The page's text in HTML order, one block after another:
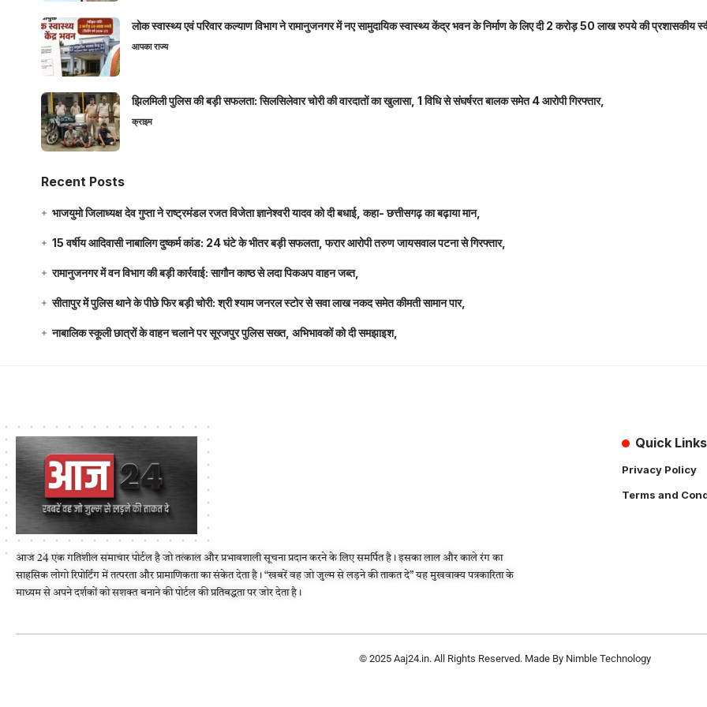
लोक स्वास्थ्य एवं परिवार कल्याण विभाग ने रामानुजनगर में नए सामुदायिक स्वास्थ्य केंद्र भवन के निर्माण के लिए दी 2 करोड़ 50 लाख रुपये की प्रशासकीय
आपका राज्य
झिलमिली पुलिस की बड़ी सफलता: सिलसिलेवार चोरी की वारदातों का खुलासा, 1 विधि से संघर्षरत बालक समेत 4 आरोपी गिरफ्तार,
क्राइम
Recent Posts
भाजयुमो जिलाध्यक्ष देव गुप्ता ने राष्ट्रमंडल रजत विजेता ज्ञानेश्वरी यादव को दी बधाई, कहा- छत्तीसगढ़ का बढ़ाया मान,
15 वर्षीय आदिवासी नाबालिग दुष्कर्म कांड: 24 घंटे के भीतर बड़ी सफलता, फरार आरोपी तरुण जायसवाल पटना से गिरफ्तार,
रामानुजनगर में वन विभाग की बड़ी कार्रवाई: सागौन काष्ठ से लदा पिकअप वाहन जब्त,
सीतापुर में पुलिस थाने के पीछे फिर बड़ी चोरी: श्री श्याम जनरल स्टोर से सवा लाख नकद समेत कीमती सामान पार,
नाबालिक स्कूली छात्रों के वाहन चलाने पर सूरजपुर पुलिस सख्त, अभिभावकों को दी समझाइश,
आज 24 एक गतिशील समाचार पोर्टल है जो तत्काल और प्रभावशाली सूचना प्रदान करने के लिए समर्पित है। इसका लाल और काले रंग का
साहसिक लोगो रिपोर्टिंग में तत्परता और प्रामाणिकता का संकेत देता है। “खबरें वह जो जुल्म से लड़ने की ताकत दे” यह मुखवाक्य पत्रकारिता के
माध्यम से अपने दर्शकों को सशक्त बनाने की पोर्टल की प्रतिबद्धता पर जोर देता है।
Quick Links
Privacy Policy
Terms and
© 2025 Aaj24.in. All Rights Reserved. Made By Nimble Technology